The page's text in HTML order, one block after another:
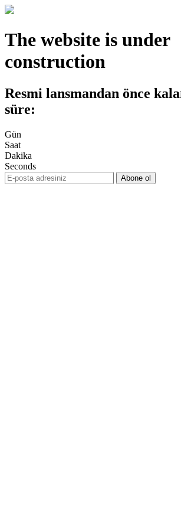
The website is under
construction
Resmi lansmandan önce
süre:
Gün
Saat
Dakika
Seconds